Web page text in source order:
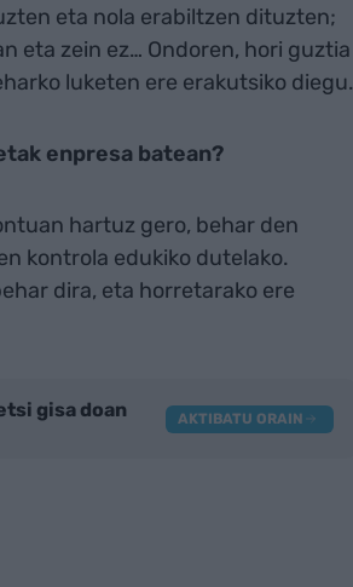
eta nola erabiltzen dituzten;
eta zein ez… Ondoren, hori guztia
luketen ere erakutsiko diegu.
enpresa batean?
hartuz gero, behar den
kontrola edukiko dutelako.
dira, eta horretarako ere
gisa doan AKTIBATU ORAIN